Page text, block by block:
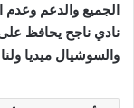
الجميع والدعم وعدم
نادي ناجح يحافظ
والسوشيال ميديا